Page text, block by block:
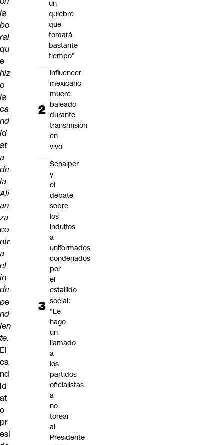
la
bo
ral
qu
e
hiz
o
la
ca
nd
id
at
a
de
la
Ali
an
za
co
ntr
a
el
in
de
pe
nd
ien
te.
El
ca
nd
id
at
o
pr
esi
un
quiebre
que
tomará
bastante
tiempo"
Influencer
mexicano
muere
baleado
durante
transmisión
en
vivo
Schalper
y
el
debate
sobre
los
indultos
a
uniformados
condenados
por
el
estallido
social:
"Le
hago
un
llamado
a
los
partidos
oficialistas
a
no
torear
al
Presidente